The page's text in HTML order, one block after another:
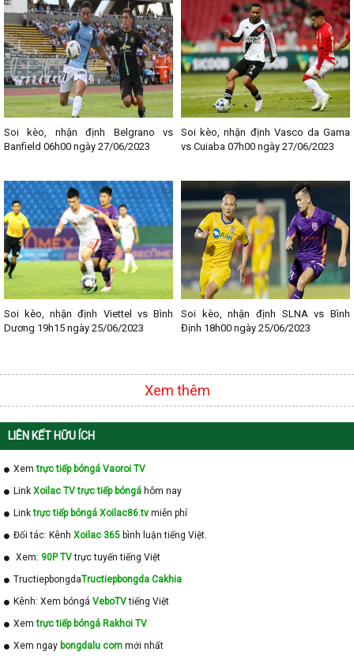
Soi kèo, nhận định Belgrano vs
Banfield 06h00 ngày 27/06/2023
Soi kèo, nhận định Vasco da Gama
vs Cuiaba 07h00 ngày 27/06/2023
Soi kèo, nhận định Viettel vs Bình
Dương 19h15 ngày 25/06/2023
Soi kèo, nhận định SLNA vs Bình
Định 18h00 ngày 25/06/2023
Xem thêm
LIÊN KẾT HỮU ÍCH
Xemtrực tiếp bóngá Vaoroi TV
Link Xoilac TV trực tiếp bóngá hôm nay
Linktrực tiếp bóngá Xoilac86.tv miễn phí
Đối tác: Kênh Xoilac 365 bình luận tiếng Việt.
Xem: 90P TVtrực tuyến tiếng Việt
TructiepbongdaTructiepbongda Cakhia
Kênh: Xem bóngá VeboTVtiếng Việt
Xemtrực tiếp bóngá Rakhoi TV
Xem ngay bongdalu com mới nhất